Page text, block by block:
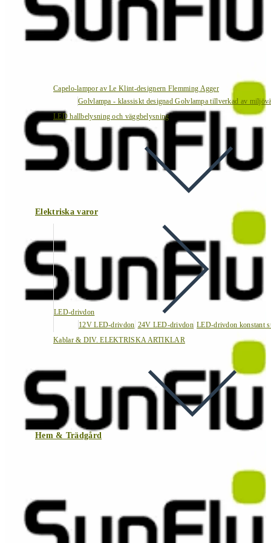
Capelo-lampor av Le Klint-designern Flemming Agger
Golvlampa - klassiskt designad Golvlampa tillverkad av
LED hallbelysning och väggbelysning
Elektriska varor
LED-drivdon
12V LED-drivdon 24V LED-drivdon LED-drivdon konstant
Kablar & DIV. ELEKTRISKA ARTIKLAR
Hem & Trädgård